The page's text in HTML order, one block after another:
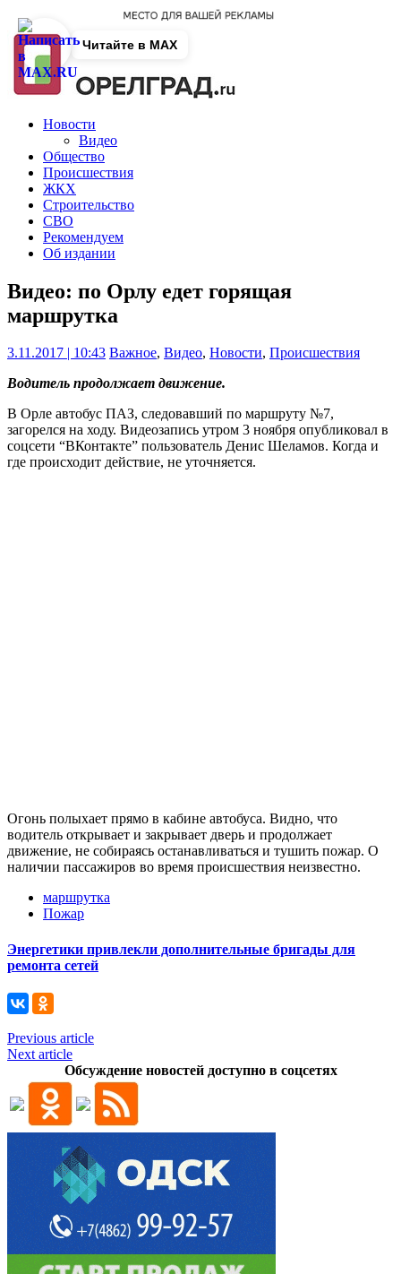
Новости
Видео
Общество
Происшествия
ЖКХ
Строительство
СВО
Рекомендуем
Об издании
Видео: по Орлу едет горящая
маршрутка
3.11.2017 | 10:43 Важное, Видео, Новости, Происшествия
Водитель продолжает движение.
В Орле автобус ПАЗ, следовавший по маршруту №7,
загорелся на ходу. Видеозапись утром 3 ноября опубликовал в
соцсети “ВКонтакте” пользователь Денис Шеламов. Когда и
где происходит действие, не уточняется.
Огонь полыхает прямо в кабине автобуса. Видно, что
водитель открывает и закрывает дверь и продолжает
движение, не собираясь останавливаться и тушить пожар. О
наличии пассажиров во время происшествия неизвестно.
маршрутка
Пожар
Энергетики привлекли дополнительные бригады для
ремонта сетей
Previous article
Next article
Обсуждение новостей доступно в соцсетях
Читайте в MAX